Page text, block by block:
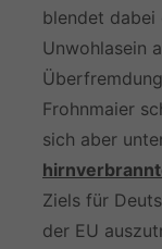
blendet dabei
Unwohlasein
Frohnmaier
sich aber
Ziels für
der EU